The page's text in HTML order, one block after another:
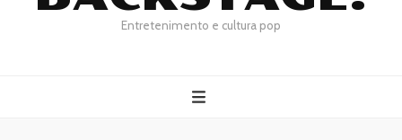
Entretenimento e cultura pop